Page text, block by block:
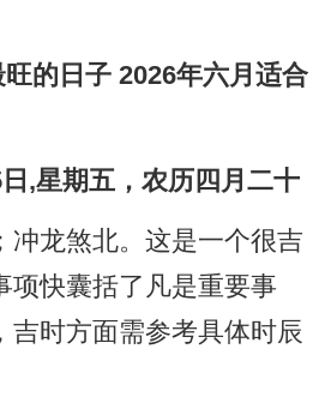
的日子 2026年六月适合
,星期五，农历四月二十
冲龙煞北。这是一个很吉
项快囊括了凡是重要事
吉时方面需参考具体时辰